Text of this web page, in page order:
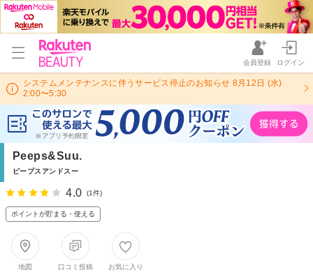
会員登録 ログイン
システムメンテナンスに伴うサービス停止のお知らせ 8月12日 (水)
2:00〜5:30
Peeps&Suu.
ピープスアンドスー
4.0 (1件)
ポイントが貯まる・使える
地図
口コミ投稿
お気に入り